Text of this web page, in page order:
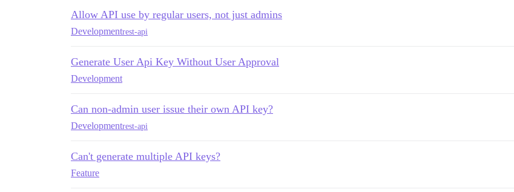
Allow API use by regular users, not just admins
Developmentrest-api
Generate User Api Key Without User Approval
Development
Can non-admin user issue their own API key?
Developmentrest-api
Can't generate multiple API keys?
Feature